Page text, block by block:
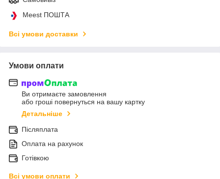
Meest ПОШТА
Всі умови доставки
Умови оплати
Ви отримаєте замовлення
або гроші повернуться на вашу картку
Детальніше
Післяплата
Оплата на рахунок
Готівкою
Всі умови оплати